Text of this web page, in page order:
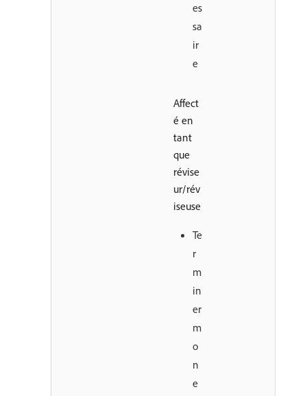
es
sa
ir
e
Affect
é en
tant
que
révise
ur/rév
iseuse
Te
r
m
in
er
m
o
n
e